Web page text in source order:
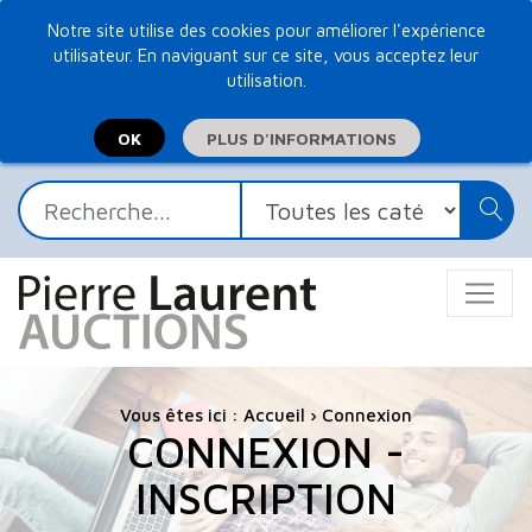
Notre site utilise des cookies pour améliorer l'expérience
utilisateur. En naviguant sur ce site, vous acceptez leur
utilisation.
PLUS D'INFORMATIONS
Vous êtes ici : Accueil › Connexion
CONNEXION -
INSCRIPTION